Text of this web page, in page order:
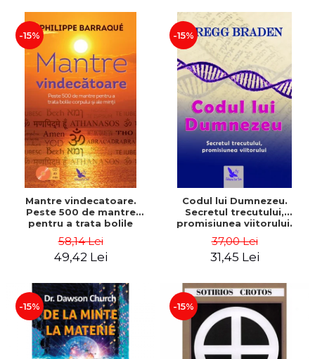
-15%
Mantre vindecatoare.
Peste 500 de mantre
pentru a trata bolile
(include CD) - Philippe
Barraqué
58,14 Lei
49,42 Lei
-15%
Codul lui Dumnezeu.
Secretul trecutului,
promisiunea viitorului.
Braden
37,00 Lei
31,45 Lei
-15% -15%